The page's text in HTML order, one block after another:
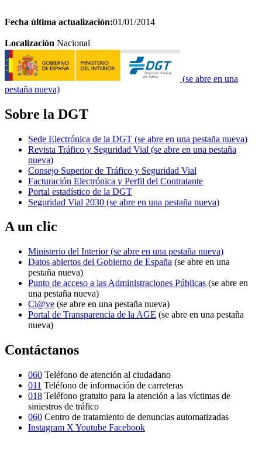
Fecha última actualización:01/01/2014
Localización Nacional
(se abre en una
pestaña nueva)
Sobre la DGT
Sede Electrónica de la DGT (se abre en una pestaña nueva)
Revista Tráfico y Seguridad Vial (se abre en una pestaña
nueva)
Consejo Superior de Tráfico y Seguridad Vial
Facturación Electrónica y Perfil del Contratante
Portal estadístico de la DGT
Seguridad Vial 2030 (se abre en una pestaña nueva)
A un clic
Ministerio del Interior(se abre en una pestaña nueva)
Datos abiertos del Gobierno de España (se abre en una
pestaña nueva)
Punto de acceso a las Administraciones Públicas (se abre en
una pestaña nueva)
Cl@ve (se abre en una pestaña nueva)
Portal de Transparencia de la AGE (se abre en una pestaña
nueva)
Contáctanos
060 Teléfono de atención al ciudadano
011 Teléfono de información de carreteras
018 Teléfono gratuito para la atención a las víctimas de
siniestros de tráfico
060 Centro de tratamiento de denuncias automatizadas
Instagram X Youtube Facebook